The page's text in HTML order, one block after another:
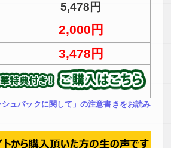
5,478円
2,000円
3,478円
ュバックに関して」の注意書きをお読み